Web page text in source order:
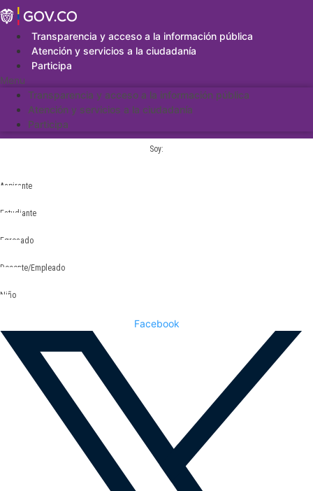
Saltar
al
contenidoTransparencia y acceso a la información pública
Atención y servicios a la ciudadanía
Participa
Menu
Transparencia y acceso a la información pública
Atención y servicios a la ciudadanía
Participa
Soy:
Aspirante
Estudiante
Egresado
Docente/Empleado
Niño
Facebook